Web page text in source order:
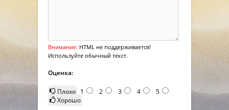
Внимание: HTML не поддерживается!
Используйте обычный текст.
Оценка:
Плохо 1 2 3 4
5
Хорошо